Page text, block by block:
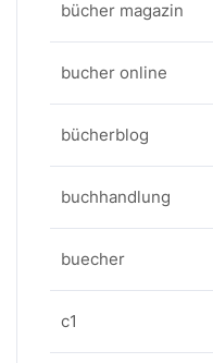
bücher magazin
bucher online
bücherblog
buchhandlung
buecher
c1